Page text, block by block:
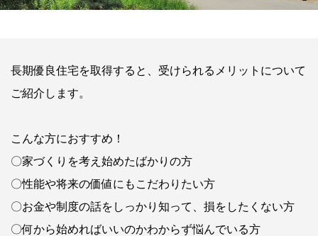
長期優良住宅を取得すると、受けられるメリットについて
ご紹介します。
こんな方におすすめ！
〇家づくりを考え始めたばかりの方
〇性能や将来の価値にもこだわりたい方
〇お金や制度の話をしっかり知って、損をしたくない方
〇何から始めればいいのかわからず悩んでいる方